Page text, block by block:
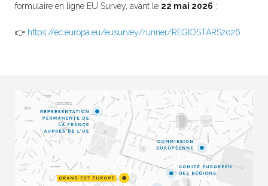
formulaire en ligne EU Survey, avant le 22 mai 2026 :
👉 https://ec.europa.eu/eusurvey/runner/REGIOSTARS2026